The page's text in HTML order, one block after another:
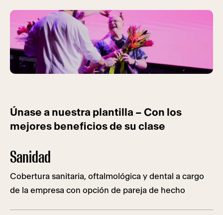
Encuentra a tu gente.
Únase a nuestra plantilla – Con los
mejores beneficios de su clase
Sanidad
Cobertura sanitaria, oftalmológica y dental a cargo
de la empresa con opción de pareja de hecho